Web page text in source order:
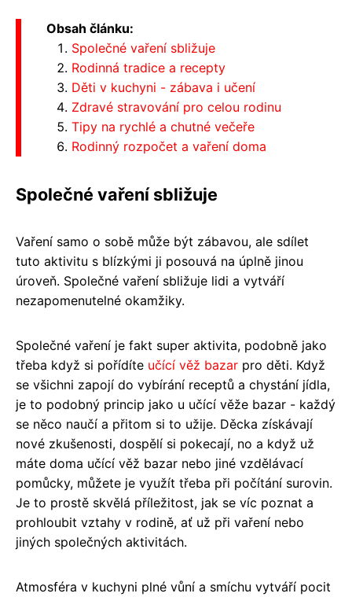
Obsah článku:
Společné vaření sbližuje
Rodinná tradice a recepty
Děti v kuchyni - zábava i učení
Zdravé stravování pro celou rodinu
Tipy na rychlé a chutné večeře
Rodinný rozpočet a vaření doma
Společné vaření sbližuje
Vaření samo o sobě může být zábavou, ale sdílet
tuto aktivitu s blízkými ji posouvá na úplně jinou
úroveň. Společné vaření sbližuje lidi a vytváří
nezapomenutelné okamžiky.
Společné vaření je fakt super aktivita, podobně jako
třeba když si pořídíte učící věž bazar pro děti. Když
se všichni zapojí do vybírání receptů a chystání jídla,
je to podobný princip jako u učící věže bazar - každý
se něco naučí a přitom si to užije. Děcka získávají
nové zkušenosti, dospělí si pokecají, no a když už
máte doma učící věž bazar nebo jiné vzdělávací
pomůcky, můžete je využít třeba při počítání surovin.
Je to prostě skvělá příležitost, jak se víc poznat a
prohloubit vztahy v rodině, ať už při vaření nebo
jiných společných aktivitách.
Atmosféra v kuchyni plné vůní a smíchu vytváří pocit